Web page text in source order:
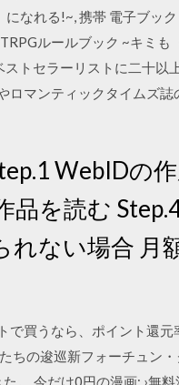
なれる!~, 携帯 電子ブッ
ルールブック ~キミも
トセラーリストに二十以
ロマンティックタイムズ
WebIDの作
品を読む
れない場合 月
買うなら、ポイント還元
ちの逡巡新フォーチュン
。 今だけ0円の漫画; ›無